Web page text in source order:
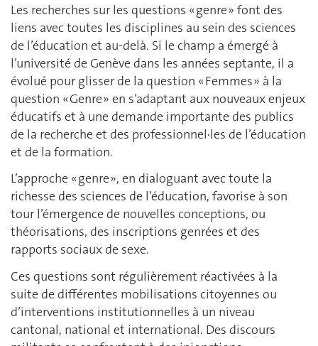
Les recherches sur les questions « genre » font des
liens avec toutes les disciplines au sein des sciences
de l’éducation et au-delà. Si le champ a émergé à
l’université de Genève dans les années septante, il a
évolué pour glisser de la question « Femmes » à la
question « Genre » en s’adaptant aux nouveaux enjeux
éducatifs et à une demande importante des publics
de la recherche et des professionnel·les de l’éducation
et de la formation.
L’approche « genre », en dialoguant avec toute la
richesse des sciences de l’éducation, favorise à son
tour l’émergence de nouvelles conceptions, ou
théorisations, des inscriptions genrées et des
rapports sociaux de sexe.
Ces questions sont régulièrement réactivées à la
suite de différentes mobilisations citoyennes ou
d’interventions institutionnelles à un niveau
cantonal, national et international. Des discours